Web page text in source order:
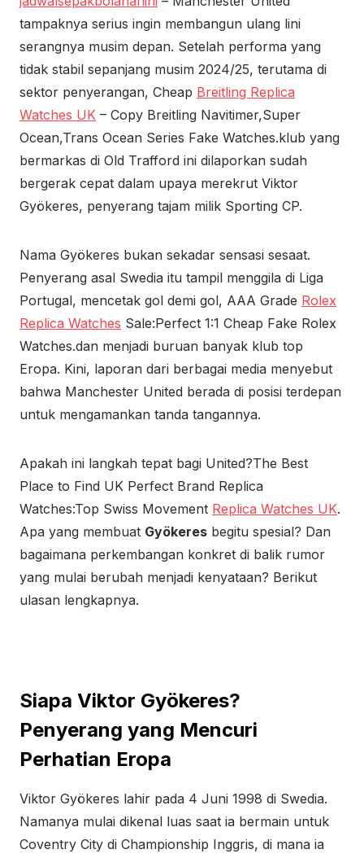
tampaknya serius ingin membangun ulang lini
serangnya musim depan. Setelah performa yang
tidak stabil sepanjang musim 2024/25, terutama di
sektor penyerangan, Cheap Breitling Replica
Watches UK – Copy Breitling Navitimer,Super
Ocean,Trans Ocean Series Fake Watches.klub yang
bermarkas di Old Trafford ini dilaporkan sudah
bergerak cepat dalam upaya merekrut Viktor
Gyökeres, penyerang tajam milik Sporting CP.
Nama Gyökeres bukan sekadar sensasi sesaat.
Penyerang asal Swedia itu tampil menggila di Liga
Portugal, mencetak gol demi gol, AAA Grade Rolex
Replica Watches Sale:Perfect 1:1 Cheap Fake Rolex
Watches.dan menjadi buruan banyak klub top
Eropa. Kini, laporan dari berbagai media menyebut
bahwa Manchester United berada di posisi terdepan
untuk mengamankan tanda tangannya.
Apakah ini langkah tepat bagi United?The Best
Place to Find UK Perfect Brand Replica
Watches:Top Swiss Movement Replica Watches UK.
Apa yang membuat Gyökeres begitu spesial? Dan
bagaimana perkembangan konkret di balik rumor
yang mulai berubah menjadi kenyataan? Berikut
ulasan lengkapnya.
Siapa Viktor Gyökeres?
Penyerang yang Mencuri
Perhatian Eropa
Viktor Gyökeres lahir pada 4 Juni 1998 di Swedia.
Namanya mulai dikenal luas saat ia bermain untuk
Coventry City di Championship Inggris, di mana ia